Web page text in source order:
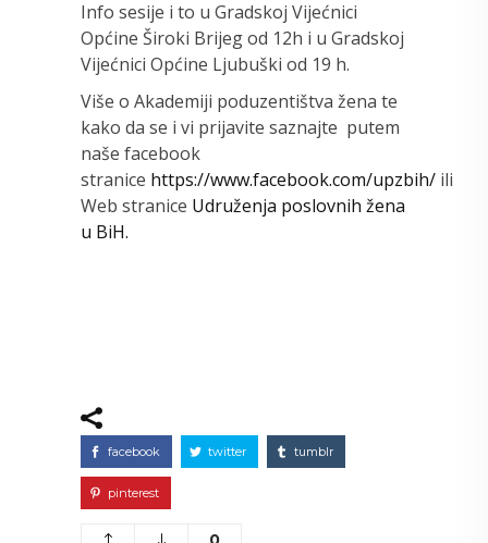
Info sesije i to u Gradskoj Vijećnici
Općine Široki Brijeg od 12h i u Gradskoj
Vijećnici Općine Ljubuški od 19 h.
Više o Akademiji poduzentištva žena te
kako da se i vi prijavite saznajte putem
naše facebook
stranice https://www.facebook.com/upzbih/ ili
Web stranice Udruženja poslovnih žena
u BiH.
facebook twitter tumblr
pinterest